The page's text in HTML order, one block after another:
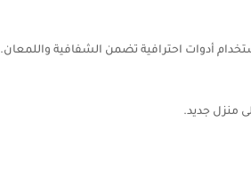
أدوات احترافية تضمن الشفافية واللمعان.
منزل جديد.